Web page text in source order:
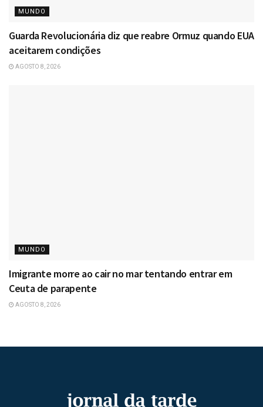
MUNDO
Guarda Revolucionária diz que reabre Ormuz quando EUA
aceitarem condições
AGOSTO 8, 2026
MUNDO
Imigrante morre ao cair no mar tentando entrar em
Ceuta de parapente
AGOSTO 8, 2026